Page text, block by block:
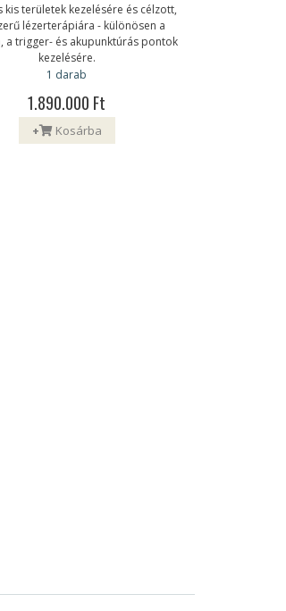
kis területek kezelésére és célzott,
lézerterápiára - különösen a
a trigger- és akupunktúrás pontok
kezelésére.
1 darab
1.890.000 Ft
+ Kosárba